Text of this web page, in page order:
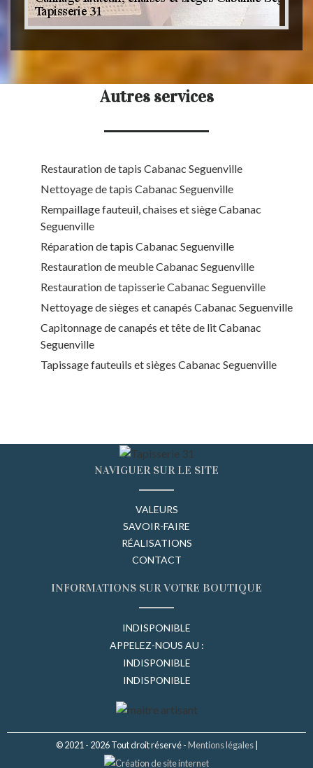
Autres services
Restauration de tapis Cabanac Seguenville
Nettoyage de tapis Cabanac Seguenville
Rempaillage fauteuil, chaises et siège Cabanac
Seguenville
Réparation de tapis Cabanac Seguenville
Restauration de meuble Cabanac Seguenville
Restauration de tapisserie Cabanac Seguenville
Nettoyage de sièges et canapés Cabanac Seguenville
Capitonnage de canapés et tête de lit Cabanac
Seguenville
Tapissage fauteuils et sièges Cabanac Seguenville
NAVIGUER SUR LE SITE
VALEURS
SAVOIR-FAIRE
RÉALISATIONS
CONTACT
INFORMATIONS SUR VOTRE BOUTIQUE
INDISPONIBLE
APPELEZ-NOUS AU :
INDISPONIBLE
INDISPONIBLE
© 2021 - 2026 Tout droit réservé -Mentions légales|